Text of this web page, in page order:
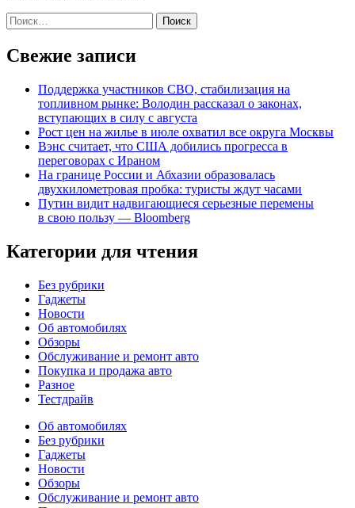
Найти:
Свежие записи
Поддержка участников СВО, стабилизация на
топливном рынке: Володин рассказал о законах,
вступающих в силу с августа
Рост цен на жилье в июле охватил все округа Москвы
Вэнс считает, что США добились прогресса в
переговорах с Ираном
На границе России и Абхазии образовалась
двухкилометровая пробка: туристы ждут часами
Путин видит надвигающиеся серьезные перемены
в свою пользу — Bloomberg
Категории для чтения
Без рубрики
Гаджеты
Новости
Об автомобилях
Обзоры
Обслуживание и ремонт авто
Покупка и продажа авто
Разное
Тестдрайв
Об автомобилях
Без рубрики
Гаджеты
Новости
Обзоры
Обслуживание и ремонт авто